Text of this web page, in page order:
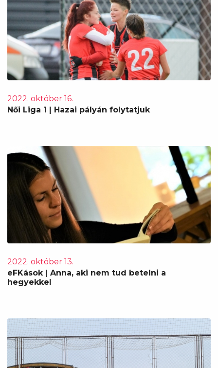
2022. október 16.
Női Liga 1 | Hazai pályán folytatjuk
2022. október 13.
eFKások | Anna, aki nem tud betelni a
hegyekkel